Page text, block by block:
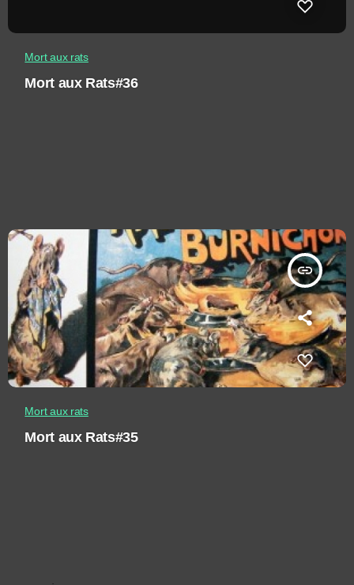
Mort aux rats
Mort aux Rats#36
insert_link
Mort aux rats
Mort aux Rats#35